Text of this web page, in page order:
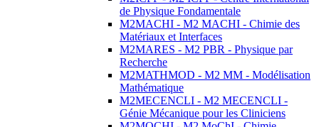
de Physique Fondamentale
M2MACHI - M2 MACHI - Chimie des
Matériaux et Interfaces
M2MARES - M2 PBR - Physique par
Recherche
M2MATHMOD - M2 MM - Modélisation
Mathématique
M2MECENCLI - M2 MECENCLI -
Génie Mécanique pour les Cliniciens